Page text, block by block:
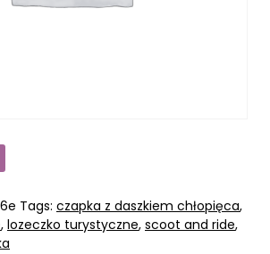
Tags: czapka z daszkiem chłopięca,
, lozeczko turystyczne, scoot and ride,